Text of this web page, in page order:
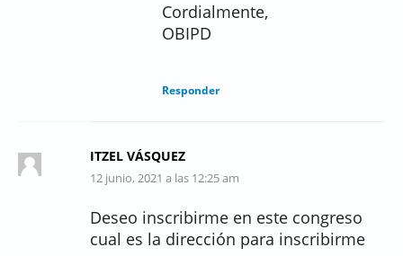
Cordialmente,
OBIPD
Responder
ITZEL VÁSQUEZ
12 junio, 2021 a las 12:25 am
Deseo inscribirme en este congreso
cual es la dirección para inscribirme